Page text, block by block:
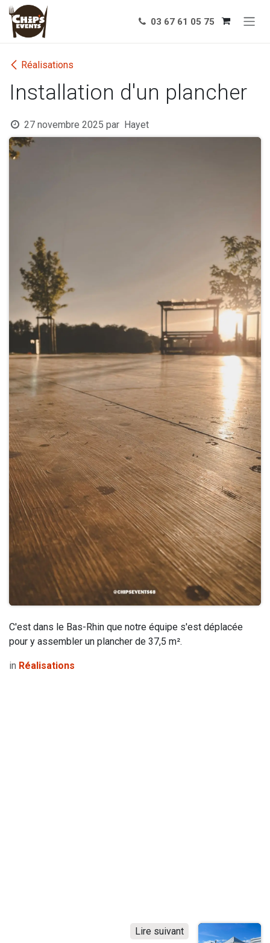
Se rendre au contenu
03 67 61 05 75
Réalisations
Installation d'un plancher
27 novembre 2025 par Hayet
C'est dans le Bas-Rhin que notre équipe s'est déplacée
pour y assembler un plancher de 37,5 m².
in Réalisations
Lire suivant